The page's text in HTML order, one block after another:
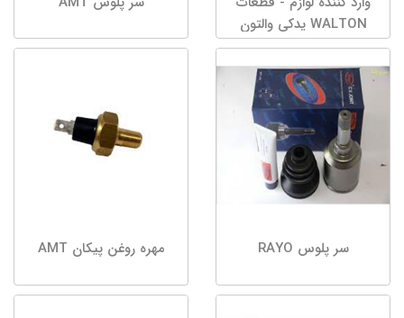
WALTON یدکی والتون
سر پلوس RAYO مهره روغن پیکان AMT